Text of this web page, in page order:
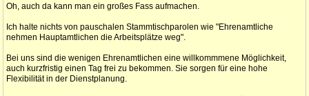
Oh, auch da kann man ein großes Fass aufmachen.
Ich halte nichts von pauschalen Stammtischparolen wie "Ehrenamtliche
nehmen Hauptamtlichen die Arbeitsplätze weg".
Bei uns sind die wenigen Ehrenamtlichen eine willkommmene Möglichkeit,
auch kurzfristig einen Tag frei zu bekommen. Sie sorgen für eine hohe
Flexibilität in der Dienstplanung.